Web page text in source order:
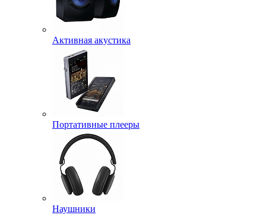
Активная акустика
Портативные плееры
Наушники